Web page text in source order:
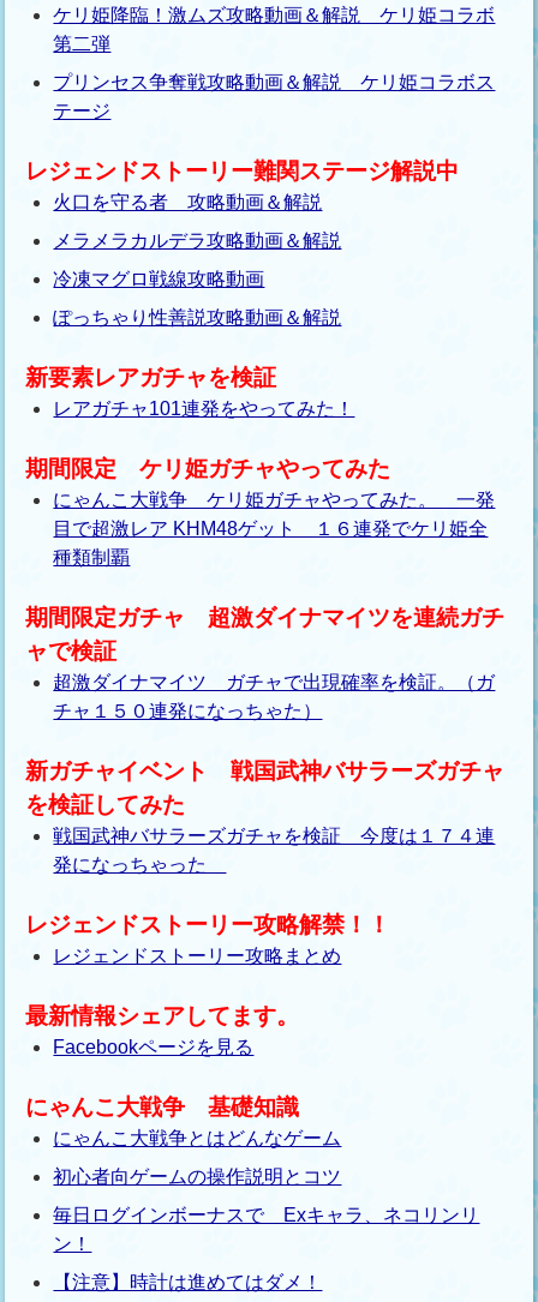
ケリ姫降臨！激ムズ攻略動画＆解説 ケリ姫コラボ
第二弾
プリンセス争奪戦攻略動画＆解説 ケリ姫コラボス
テージ
レジェンドストーリー難関ステージ解説中
火口を守る者 攻略動画＆解説
メラメラカルデラ攻略動画＆解説
冷凍マグロ戦線攻略動画
ぽっちゃり性善説攻略動画＆解説
新要素レアガチャを検証
レアガチャ101連発をやってみた！
期間限定 ケリ姫ガチャやってみた
にゃんこ大戦争 ケリ姫ガチャやってみた。 一発
目で超激レア KHM48ゲット １６連発でケリ姫全
種類制覇
期間限定ガチャ 超激ダイナマイツを連続ガチ
ャで検証
超激ダイナマイツ ガチャで出現確率を検証。（ガ
チャ１５０連発になっちゃた）
新ガチャイベント 戦国武神バサラーズガチャ
を検証してみた
戦国武神バサラーズガチャを検証 今度は１７４連
発になっちゃった
レジェンドストーリー攻略解禁！！
レジェンドストーリー攻略まとめ
最新情報シェアしてます。
Facebookページを見る
にゃんこ大戦争 基礎知識
にゃんこ大戦争とはどんなゲーム
初心者向ゲームの操作説明とコツ
毎日ログインボーナスで Exキャラ、ネコリンリ
ン！
【注意】時計は進めてはダメ！